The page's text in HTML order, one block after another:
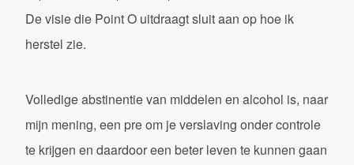
De visie die Point O uitdraagt sluit aan op hoe ik
herstel zie.
Volledige abstinentie van middelen en alcohol is, naar
mijn mening, een pre om je verslaving onder controle
te krijgen en daardoor een beter leven te kunnen gaan